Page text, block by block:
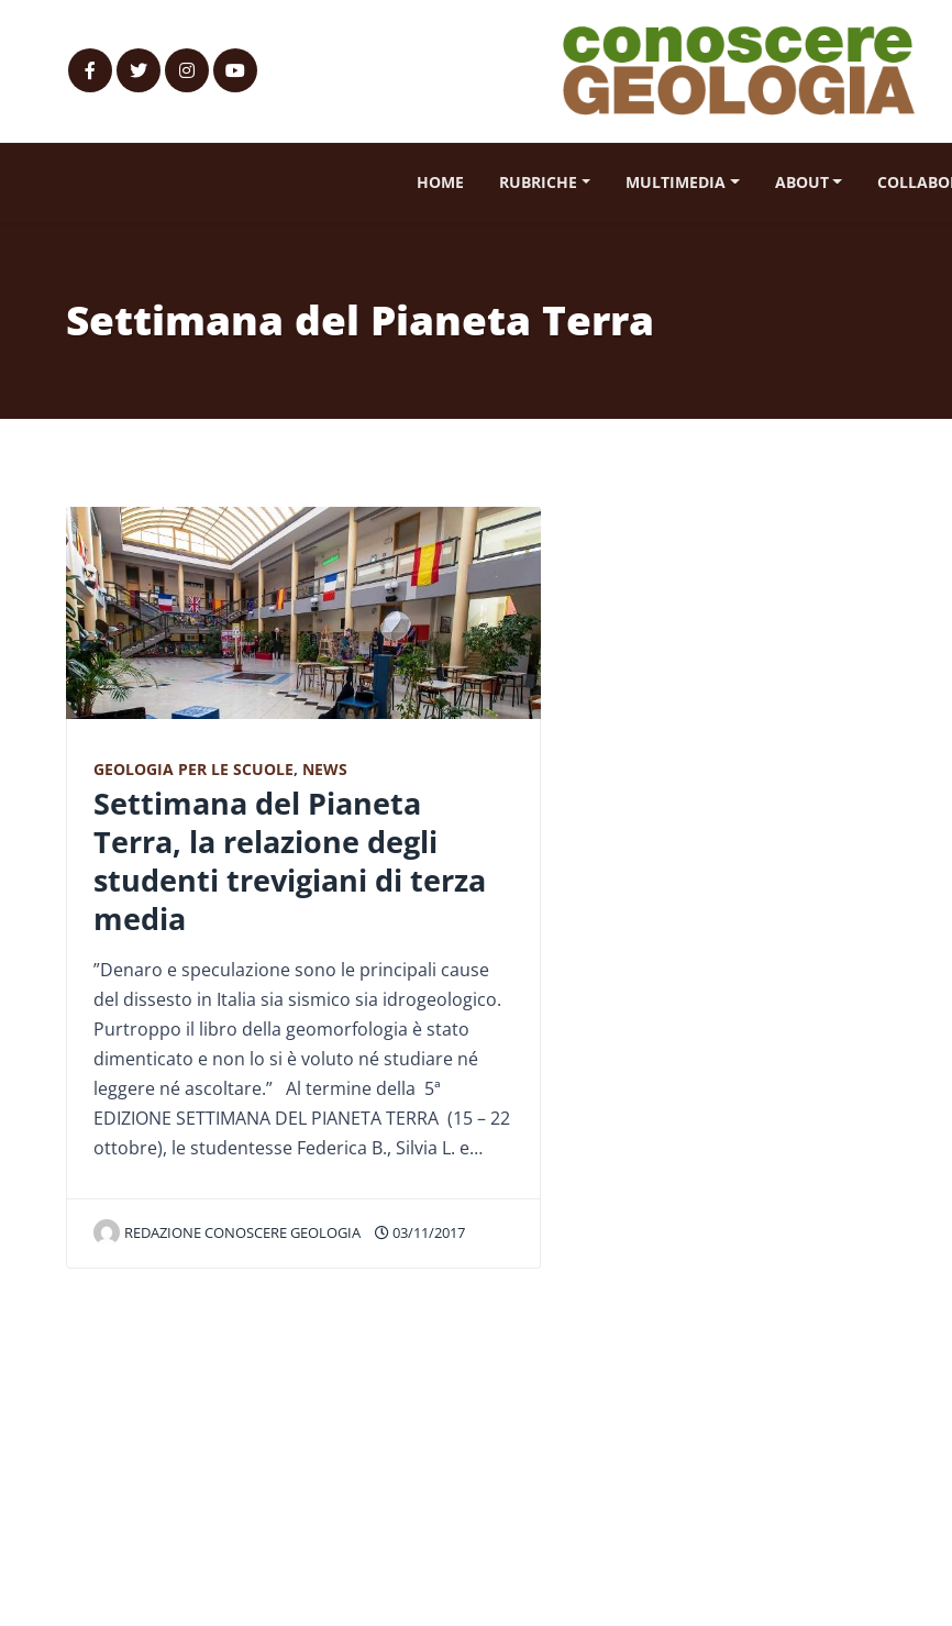
HOME RUBRICHE MULTIMEDIA ABOUT
Settimana del Pianeta Terra
GEOLOGIA PER LE SCUOLE, NEWS
Settimana del Pianeta
Terra, la relazione degli
studenti trevigiani di terza
media
”Denaro e speculazione sono le principali cause
del dissesto in Italia sia sismico sia idrogeologico.
Purtroppo il libro della geomorfologia è stato
dimenticato e non lo si è voluto né studiare né
leggere né ascoltare.” Al termine della 5ª
EDIZIONE SETTIMANA DEL PIANETA TERRA (15 – 22
ottobre), le studentesse Federica B., Silvia L. e…
REDAZIONE CONOSCERE GEOLOGIA 03/11/2017